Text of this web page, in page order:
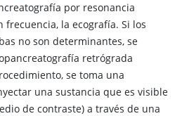
por resonancia
frecuencia, la ecografía. Si los
no son determinantes, se
retrógrada
se toma una
una sustancia que es visible
de contraste) a través de una